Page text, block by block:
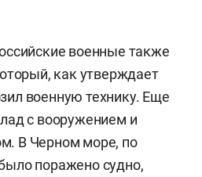
военные также
как утверждает
военную технику. Еще
с вооружением и
В Черном море, по
поражено судно,